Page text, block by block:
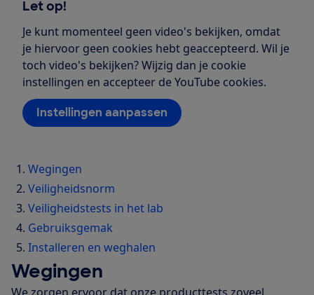
Let op!
Je kunt momenteel geen video's bekijken, omdat
je hiervoor geen cookies hebt geaccepteerd. Wil je
toch video's bekijken? Wijzig dan je cookie
instellingen en accepteer de YouTube cookies.
Instellingen aanpassen
Wegingen
Veiligheidsnorm
Veiligheidstests in het lab
Gebruiksgemak
Installeren en weghalen
Wegingen